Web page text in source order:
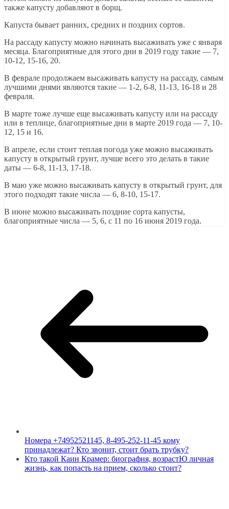
также капусту добавляют в борщ.
Капуста бывает ранних, средних и поздних сортов.
На рассаду капусту можно начинать высаживать уже с января
месяца. Благоприятные для этого дни в 2019 году такие — 7,
10-12, 15-16, 20.
В феврале продолжаем высаживать капусту на рассаду, самым
лучшими днями являются такие — 1-2, 6-8, 11-13, 16-18 и 28
февраля.
В марте тоже лучше еще высаживать капусту или на рассаду
или в теплице, благоприятные дни в марте 2019 года — 7, 10-
12, 15 и 16.
В апреле, если стоит теплая погода уже можно высаживать
капусту в открытый грунт, лучше всего это делать в такие
даты — 6-8, 11-13, 17-18.
В маю уже можно высаживать капусту в открытый грунт, для
этого подходят такие числа — 6, 8-10, 15-17.
В июне можно высаживать поздние сорта капусты,
благоприятные числа — 5, 6, с 11 по 16 июня 2019 года.
Номера +74952521145, 8-495-252-11-45 кому
принадлежат? Кто звонит, стоит брать трубку?
Кто такой Каин Крамер: биография, возрастЮ личная
жизнь, как попасть на прием, сколько стоит?